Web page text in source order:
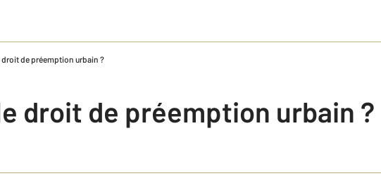
droit de préemption urbain ?
droit de préemption urbain ?